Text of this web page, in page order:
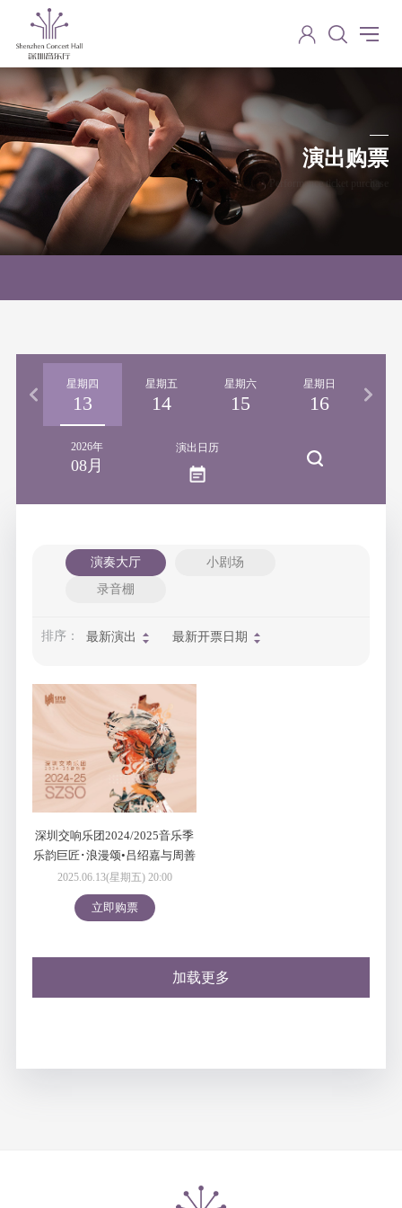
演出购票
Performance ticket purchase
星期四
13
星期五
14
星期六
15
星期日
16
2026年
08月
演出日历
演奏大厅
小剧场
录音棚
排序： 最新演出 最新开票日期
深圳交响乐团2024/2025音乐季
乐韵巨匠･浪漫颂•吕绍嘉与周善
祥
2025.06.13(星期五) 20:00
立即购票
加载更多